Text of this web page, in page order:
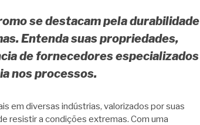
se destacam pela durabilidade
Entenda suas propriedades,
de fornecedores especializados
nos processos.
em diversas indústrias, valorizados por suas
resistir a condições extremas. Com uma